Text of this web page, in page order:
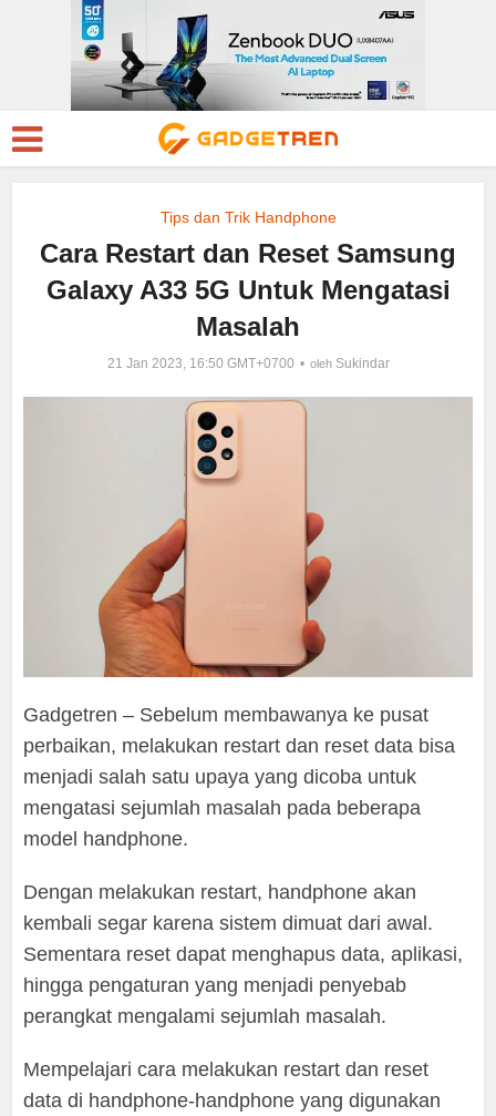
Tips dan Trik Handphone
Cara Restart dan Reset Samsung
Galaxy A33 5G Untuk Mengatasi
Masalah
21 Jan 2023, 16:50 GMT+0700 oleh Sukindar
Gadgetren – Sebelum membawanya ke pusat
perbaikan, melakukan restart dan reset data bisa
menjadi salah satu upaya yang dicoba untuk
mengatasi sejumlah masalah pada beberapa
model handphone.
Dengan melakukan restart, handphone akan
kembali segar karena sistem dimuat dari awal.
Sementara reset dapat menghapus data, aplikasi,
hingga pengaturan yang menjadi penyebab
perangkat mengalami sejumlah masalah.
Mempelajari cara melakukan restart dan reset
data di handphone-handphone yang digunakan